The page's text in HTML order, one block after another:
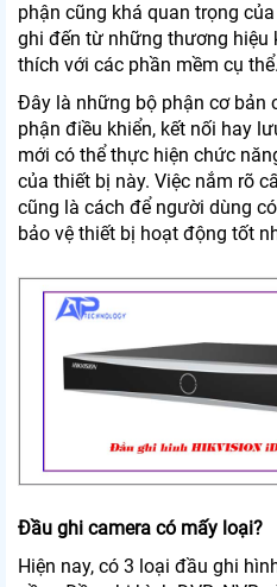
phận cũng khá quan trọng
ghi đến từ những thương hiệu
thích với các phần mềm cụ thể.
Đây là những bộ phận cơ bản
phận điều khiển, kết nối hay
mới có thể thực hiện chức
của thiết bị này. Việc nắm rõ
cũng là cách để người dùng
bảo vệ thiết bị hoạt động tốt
Đầu ghi camera có mấy loại?
Hiện nay, có 3 loại đầu ghi